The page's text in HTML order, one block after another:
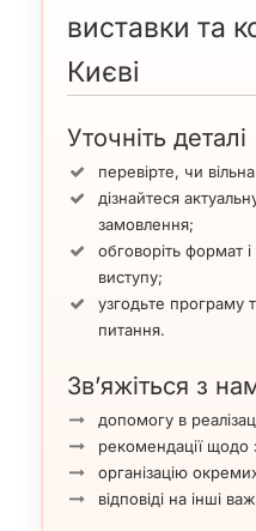
виставки та
Києві
Уточніть деталі
перевірте, чи
дізнайтеся
замовлення;
обговоріть формат
виступу;
узгодьте програму
питання.
Зв’яжіться з
допомогу в
рекомендації щодо
організацію
відповіді на інші